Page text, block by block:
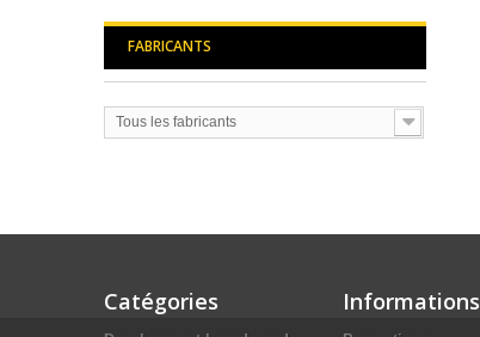
FABRICANTS
Tous les fabricants
Catégories Informations